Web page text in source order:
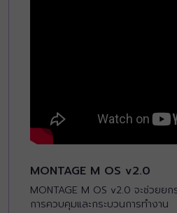
MONTAGE M OS v2.0
MONTAGE M OS v2.0 จะช่วยย
การควบคุมและกระบวนการทำงาน